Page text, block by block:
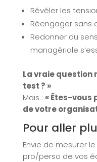
Révéler les
Réengager sans
Redonner du
managériale
La vraie question
test ? »
Mais : « Êtes-vous
de votre
Pour aller
Envie de mesurer
pro/perso de vos